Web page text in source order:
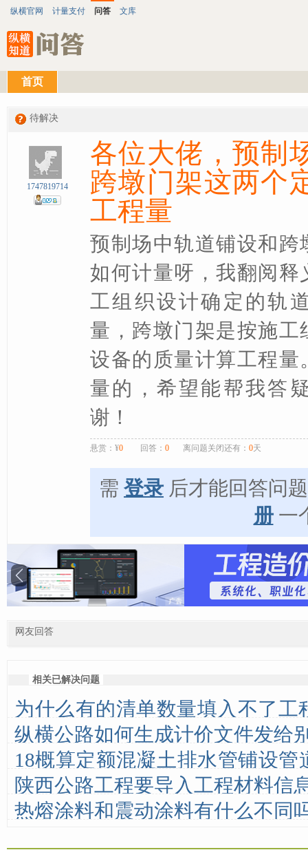
纵横官网 计量支付 问答 文库
首页
待解决
1747819714
各位大佬，预制
跨墩门架这两个
工程量
预制场中轨道铺设和跨
如何计量呀，我翻阅释
工组织设计确定的轨
量，跨墩门架是按施工
设备的质量计算工程量
量的，希望能帮我答
谢！
悬赏：¥0 回答： 0 离问题关闭还有： 0天
需 登录 后才能回答问
册一
网友回答
相关已解决问题
为什么有的清单数量填入不了工
里填？而有的清单又相反，清单
那里
纵横公路如何生成计价文件发给
18概算定额混凝土排水管铺设
径？
陕西公路工程要导入工程材料信
热熔涂料和震动涂料有什么不同